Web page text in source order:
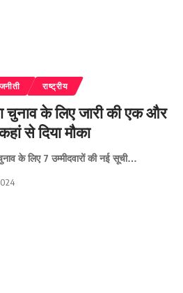
राष्ट्रीय
के लिए जारी की एक और
से दिया मौका
के लिए 7 उम्मीदवारों की नई सूची…